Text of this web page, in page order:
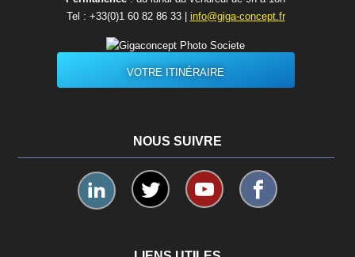
Tel : +33(0)1 60 82 86 33| info@giga-concept.fr
VOTRE ITINÉRAIRE
NOUS SUIVRE